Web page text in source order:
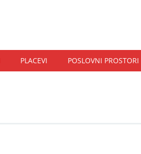
PLACEVI POSLOVNI PROSTORI